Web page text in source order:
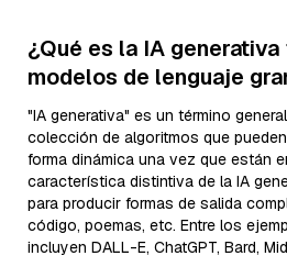
¿Qué es la IA
modelos de lenguaje
"IA generativa" es un término
colección de algoritmos que
forma dinámica una vez que están
característica distintiva de la IA
para producir formas de salida
código, poemas, etc. Entre los
incluyen DALL-E, ChatGPT, Bard,